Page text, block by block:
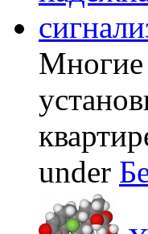
Многие
under